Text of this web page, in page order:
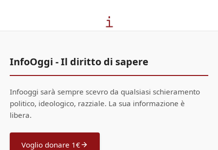
InfoOggi - Il diritto di sapere
Infooggi sarà sempre scevro da qualsiasi schieramento
politico, ideologico, razziale. La sua informazione è
libera.
Voglio donare 1€